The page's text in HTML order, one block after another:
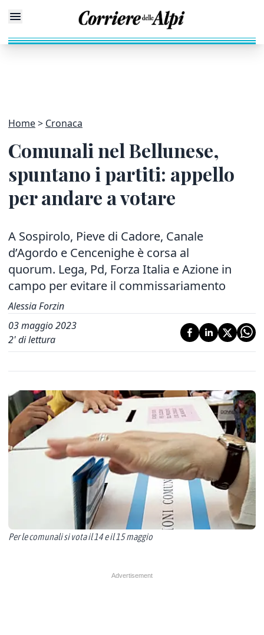
Home Cronaca
Comunali nel Bellunese,
spuntano i partiti: appello
per andare a votare
A Sospirolo, Pieve di Cadore, Canale
d’Agordo e Cencenighe è corsa al
quorum. Lega, Pd, Forza Italia e Azione in
campo per evitare il commissariamento
Alessia Forzin
03 maggio 2023
2' di lettura
Per le comunali si vota il 14 e il 15 maggio